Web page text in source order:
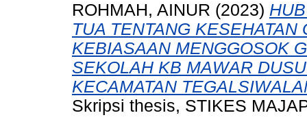
ROHMAH, AINUR (2023)
TUA TENTANG
KEBIASAAN MENGGOSOK
SEKOLAH KB MAWAR
KECAMATAN
Skripsi thesis, STIKES